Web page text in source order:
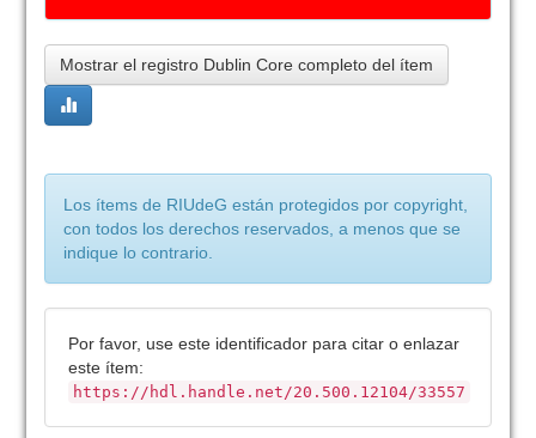
Mostrar el registro Dublin Core completo del ítem
Los ítems de RIUdeG están protegidos por copyright,
con todos los derechos reservados, a menos que se
indique lo contrario.
Por favor, use este identificador para citar o enlazar
este ítem:
https://hdl.handle.net/20.500.12104/33557